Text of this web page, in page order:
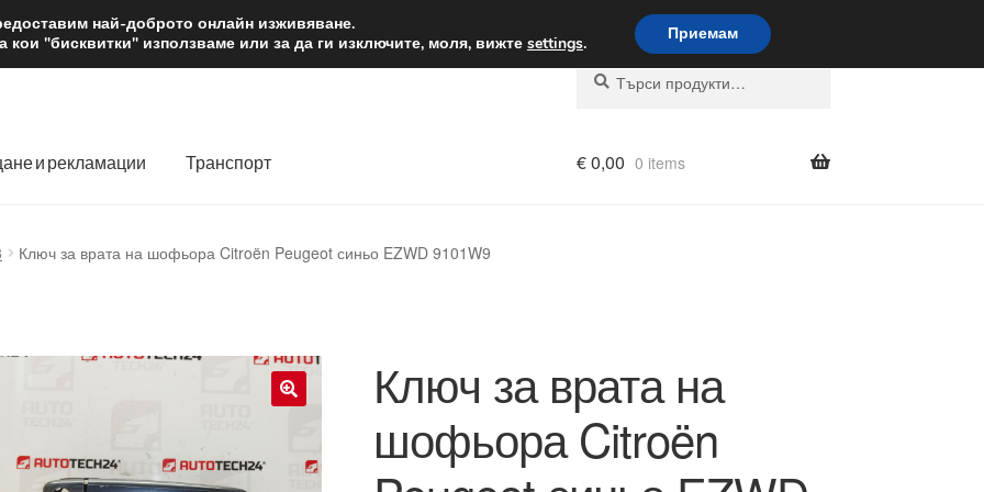
лв. Доставка по целия свят
Търсене
Търсене
и рекламации Транспорт €0,00 0 items
Ключ за врата на шофьора Citroën Peugeot синьо EZWD 9101W9
Ключ за врата на
шофьора Citroën
най-доброто онлайн изживяване.
"бисквитки" използваме или за да ги изключите, моля, вижте settings. Приемам